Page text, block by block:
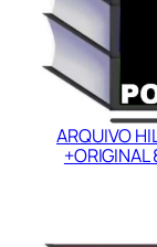
ARQUIVO